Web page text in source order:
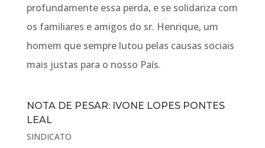
profundamente essa perda, e se solidariza com
os familiares e amigos do sr. Henrique, um
homem que sempre lutou pelas causas sociais
mais justas para o nosso País.
NOTA DE PESAR: IVONE LOPES PONTES
LEAL
SINDICATO